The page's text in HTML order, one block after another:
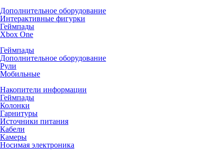
Дополнительное оборудование
Интерактивные фигурки
Геймпады
Xbox One
Геймпады
Дополнительное оборудование
Рули
Мобильные
Накопители информации
Геймпады
Колонки
Гарнитуры
Источники питания
Кабели
Камеры
Носимая электроника